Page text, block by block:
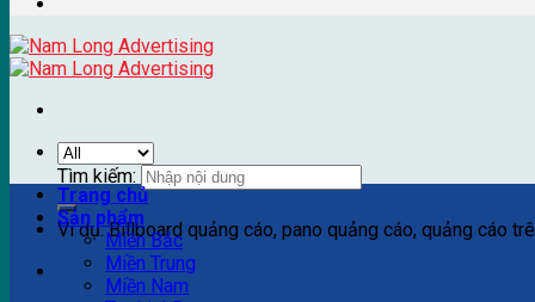
Tìm kiếm:
Ví dụ: Billboard quảng cáo, pano quảng cáo, quảng cáo
Trang chủ
Sản phẩm
Miền Bắc
Miền Trung
Miền Nam